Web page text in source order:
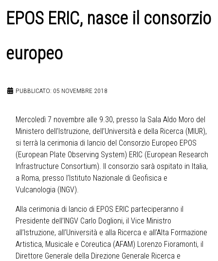
EPOS ERIC, nasce il consorzio
europeo
PUBBLICATO: 05 NOVEMBRE 2018
Mercoledì 7 novembre alle 9.30, presso la Sala Aldo Moro del
Ministero dell’Istruzione, dell’Università e della Ricerca (MIUR),
si terrà la cerimonia di lancio del Consorzio Europeo EPOS
(European Plate Observing System) ERIC (European Research
Infrastructure Consortium). Il consorzio sarà ospitato in Italia,
a Roma, presso l’Istituto Nazionale di Geofisica e
Vulcanologia (INGV).
Alla cerimonia di lancio di EPOS ERIC parteciperanno il
Presidente dell’INGV Carlo Doglioni, il Vice Ministro
all’Istruzione, all’Università e alla Ricerca e all’Alta Formazione
Artistica, Musicale e Coreutica (AFAM) Lorenzo Fioramonti, il
Direttore Generale della Direzione Generale Ricerca e